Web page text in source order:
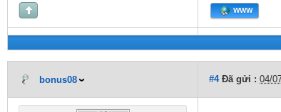
WWW
bonus08 #4Đã gửi : 04/